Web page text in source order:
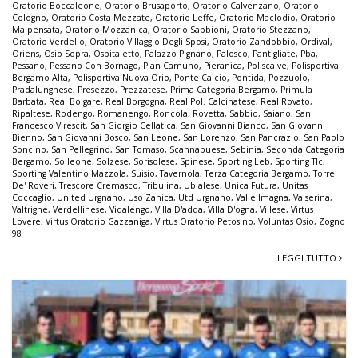
Oratorio Boccaleone, Oratorio Brusaporto, Oratorio Calvenzano, Oratorio
Cologno, Oratorio Costa Mezzate, Oratorio Leffe, Oratorio Maclodio, Oratorio
Malpensata, Oratorio Mozzanica, Oratorio Sabbioni, Oratorio Stezzano,
Oratorio Verdello, Oratorio Villaggio Degli Sposi, Oratorio Zandobbio, Ordival,
Oriens, Osio Sopra, Ospitaletto, Palazzo Pignano, Palosco, Pantigliate, Pba,
Pessano, Pessano Con Bornago, Pian Camuno, Pieranica, Poliscalve, Polisportiva
Bergamo Alta, Polisportiva Nuova Orio, Ponte Calcio, Pontida, Pozzuolo,
Pradalunghese, Presezzo, Prezzatese, Prima Categoria Bergamo, Primula
Barbata, Real Bolgare, Real Borgogna, Real Pol. Calcinatese, Real Rovato,
Ripaltese, Rodengo, Romanengo, Roncola, Rovetta, Sabbio, Saiano, San
Francesco Virescit, San Giorgio Cellatica, San Giovanni Bianco, San Giovanni
Bienno, San Giovanni Bosco, San Leone, San Lorenzo, San Pancrazio, San Paolo
Soncino, San Pellegrino, San Tomaso, Scannabuese, Sebinia, Seconda Categoria
Bergamo, Solleone, Solzese, Sorisolese, Spinese, Sporting Leb, Sporting Tlc,
Sporting Valentino Mazzola, Suisio,Tavernola,Terza Categoria Bergamo,Torre
De' Roveri,Trescore Cremasco,Tribulina, Ubialese, Unica Futura, Unitas
Coccaglio, United Urgnano, Uso Zanica, Utd Urgnano, Valle Imagna, Valserina,
Valtrighe, Verdellinese, Vidalengo, Villa D'adda, Villa D'ogna, Villese, Virtus
Lovere, Virtus Oratorio Gazzaniga, Virtus Oratorio Petosino, Voluntas Osio, Zogno
98
LEGGI TUTTO